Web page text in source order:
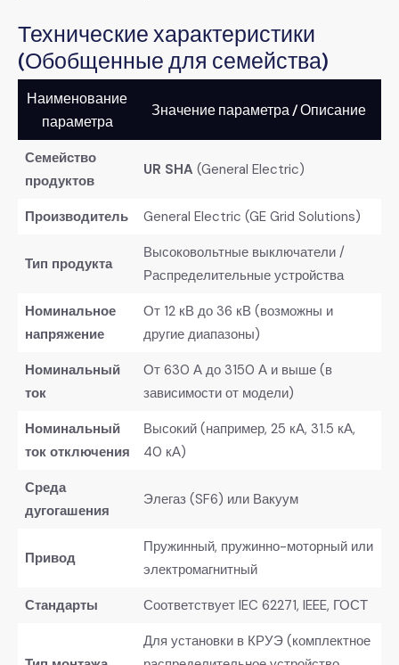
Технические характеристики
(Обобщенные для семейства)
Наименование
параметра
Значение параметра / Описание
Семейство
продуктов
UR SHA ​ (General Electric)
Производитель General Electric (GE Grid Solutions)
Тип продукта
Высоковольтные выключатели /
Распределительные устройства
Номинальное
напряжение
От 12 кВ до 36 кВ (возможны и
другие диапазоны)
Номинальный
ток
От 630 А до 3150 А и выше (в
зависимости от модели)
Номинальный
ток отключения
Высокий (например, 25 кА, 31.5 кА,
40 кА)
Среда
дугогашения
Элегаз (SF6) или Вакуум
Привод
Пружинный, пружинно-моторный или
электромагнитный
Стандарты
Соответствует IEC 62271, IEEE, ГОСТ
Для установки в КРУЭ (комплектное